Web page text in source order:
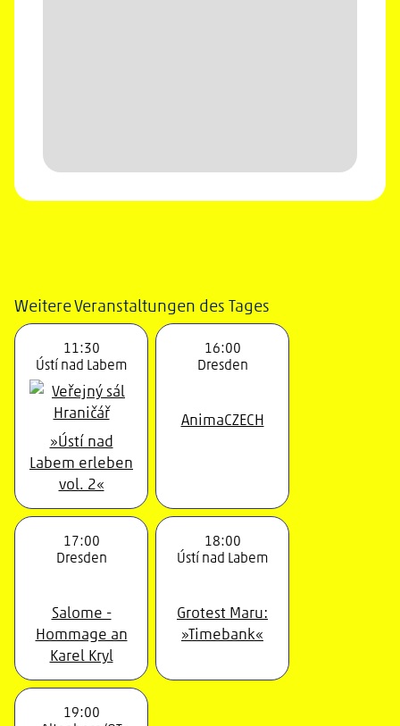
Weitere Veranstaltungen des Tages
11:30
Ústí nad Labem
»Ústí nad
Labem erleben
vol. 2«
16:00
Dresden
AnimaCZECH
17:00
Dresden
Salome -
Hommage an
Karel Kryl
18:00
Ústí nad Labem
Grotest Maru:
»Timebank«
19:00